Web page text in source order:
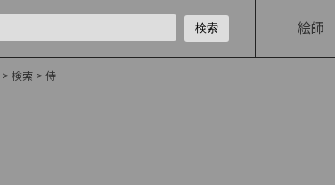
絵師
> 検索 > 侍